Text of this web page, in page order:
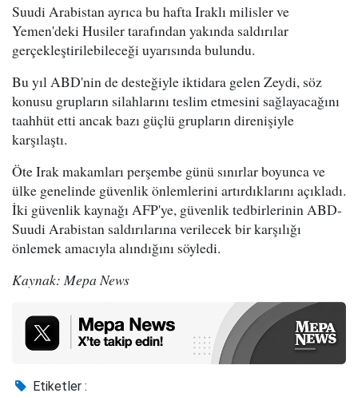
Suudi Arabistan ayrıca bu hafta Iraklı milisler ve
Yemen'deki Husiler tarafından yakında saldırılar
gerçekleştirilebileceği uyarısında bulundu.
Bu yıl ABD'nin de desteğiyle iktidara gelen Zeydi, söz
konusu grupların silahlarını teslim etmesini sağlayacağını
taahhüt etti ancak bazı güçlü grupların direnişiyle
karşılaştı.
Öte Irak makamları perşembe günü sınırlar boyunca ve
ülke genelinde güvenlik önlemlerini artırdıklarını açıkladı.
İki güvenlik kaynağı AFP'ye, güvenlik tedbirlerinin ABD-
Suudi Arabistan saldırılarına verilecek bir karşılığı
önlemek amacıyla alındığını söyledi.
Kaynak: Mepa News
Etiketler :